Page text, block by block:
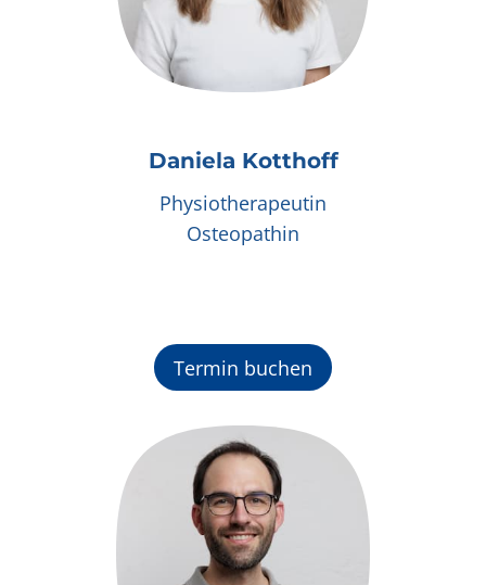
Daniela Kotthoff
Physiotherapeutin
Osteopathin
Termin buchen